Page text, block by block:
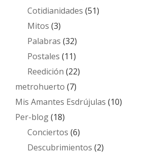
Cotidianidades (51)
Mitos (3)
Palabras (32)
Postales (11)
Reedición (22)
metrohuerto (7)
Mis Amantes Esdrújulas (10)
Per-blog(18)
Conciertos (6)
Descubrimientos (2)